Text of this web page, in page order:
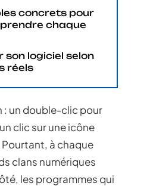
concrets pour
chaque
son logiciel selon
réels
: un double-clic pour
clic sur une icône
à chaque
clans numériques
les programmes qui